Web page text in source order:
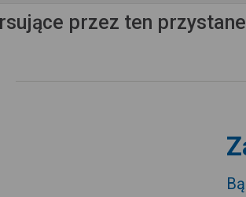
przez ten